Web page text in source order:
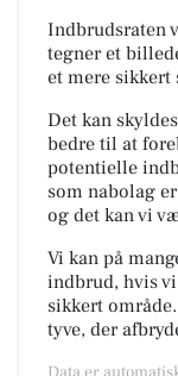
Indbrudsraten
tegner et
et mere sikkert
Det kan
bedre til at
potentielle
som nabolag
og det kan vi
Vi kan på
indbrud, hvis
sikkert
tyve, der